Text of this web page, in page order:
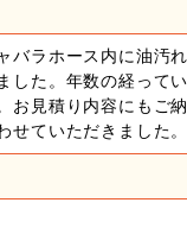
バラホース内に油汚
した。年数の経って
お見積り内容にもご
せていただきました。